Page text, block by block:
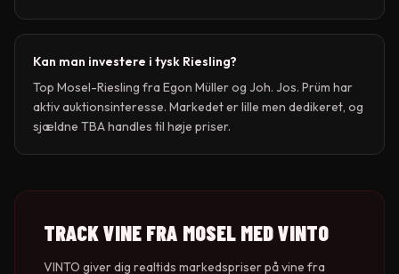
Kan man investere i tysk Riesling?
Top Mosel-Riesling fra Egon Müller og Joh. Jos. Prüm har
aktiv auktionsinteresse. Markedet er lille men dedikeret, og
sjældne TBA handles til høje priser.
TRACK VINE FRA MOSEL MED VINTO
VINTO giver dig realtids markedspriser på vine fra